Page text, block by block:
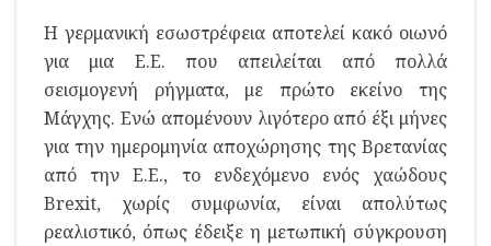
Η γερμανική εσωστρέφεια αποτελεί κακό οιωνό
για μια Ε.Ε. που απειλείται από πολλά
σεισμογενή ρήγματα, με πρώτο εκείνο της
Μάγχης. Ενώ απομένουν λιγότερο από έξι μήνες
για την ημερομηνία αποχώρησης της Βρετανίας
από την Ε.Ε., το ενδεχόμενο ενός χαώδους
Brexit, χωρίς συμφωνία, είναι απολύτως
ρεαλιστικό, όπως έδειξε η μετωπική σύγκρουση